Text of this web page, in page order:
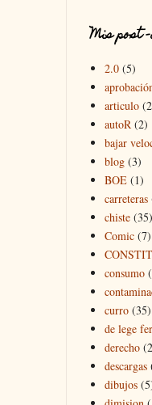
Mis post
2.0 (5)
articulo
autoR (2)
bajar
blog (3)
BOE (1)
carreteras
chiste (35)
Comic (7)
consumo
curro (35)
de lege
derecho
descargas
dibujos